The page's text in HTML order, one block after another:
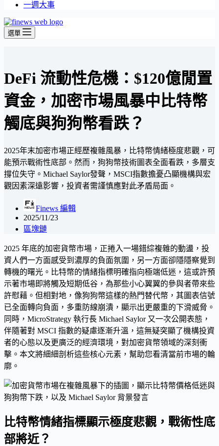
一週大事
選單
DeFi 流動性危機：$120億閒置
資金，加密市場風暴中比特幣
觸底與狗狗幣看跌？
2025年末加密市場正經歷複雜風暴，比特幣情緒極度悲觀，可
能預示戰術性底部。然而，狗狗幣技術圖表全面看跌，多層支
撐位失守。Michael Saylor發聲，MSCI指數擔憂凸顯機構與宏
觀因素深遠影響，投資者需謹慎應對此矛盾局面。
Finews 編輯
2025/11/23
區塊鏈
2025 年底的加密貨幣市場，正捲入一場錯綜複雜的動盪，投
資人們一方面感受到濃厚的負面氛圍，另一方面卻隱隱察覺到
轉機的曙光。比特幣的情緒指標明確指向極端低迷，這或許預
示著市場即將觸及短期低谷，為那些小心翼翼的參與者帶來些
許慰藉。但相對地，像狗狗幣這樣的熱門替代幣，其圖表信號
已全面轉向負面，多重防線崩潰，顯示出更嚴重的下滑威脅。
同時，MicroStrategy 執行長 Michael Saylor 又一次公開表態，
伴隨著對 MSCI 指數的疑慮逐漸升溫，這無疑突顯了機構投資
者的心態以及更廣泛的經濟環境，對加密貨幣領域的深刻衝
擊。本文將細細剖析這些核心元素，幫助您看清當前市場的輪
廓。
比特幣情緒指標顯示極度悲觀，戰術性底
部將近？